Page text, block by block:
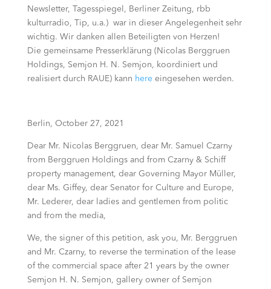
Newsletter, Tagesspiegel, Berliner Zeitung, rbb
kulturradio, Tip, u.a.) war in dieser Angelegenheit sehr
wichtig. Wir danken allen Beteiligten von Herzen!
Die gemeinsame Presserklärung (Nicolas Berggruen
Holdings, Semjon H. N. Semjon, koordiniert und
realisiert durch RAUE) kann hereeingesehen werden.
Berlin, October 27, 2021
Dear Mr. Nicolas Berggruen, dear Mr. Samuel Czarny
from Berggruen Holdings and from Czarny & Schiff
property management, dear Governing Mayor Müller,
dear Ms. Giffey, dear Senator for Culture and Europe,
Mr. Lederer, dear ladies and gentlemen from politic
and from the media,
We, the signer of this petition, ask you, Mr. Berggruen
and Mr. Czarny, to reverse the termination of the lease
of the commercial space after 21 years by the owner
Semjon H. N. Semjon, gallery owner of Semjon